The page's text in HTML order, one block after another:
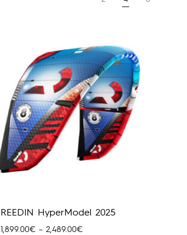
REEDIN HyperModel 2025
1,899.00€ – 2,489.00€Price